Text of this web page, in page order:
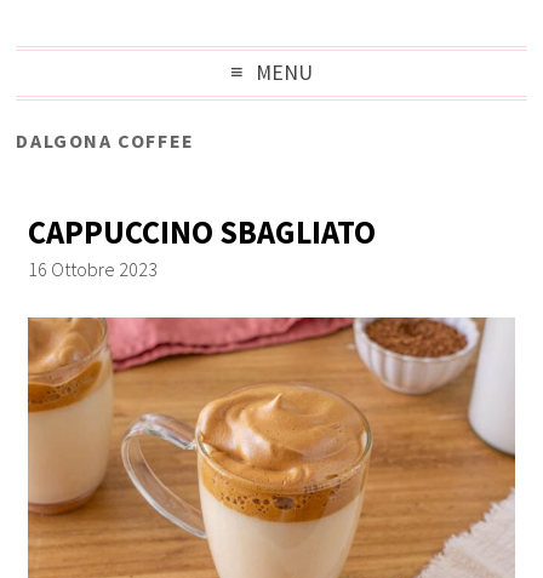
MENU
DALGONA COFFEE
CAPPUCCINO SBAGLIATO
16 Ottobre 2023